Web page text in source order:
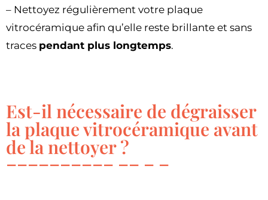
– Nettoyez régulièrement votre plaque
vitrocéramique afin qu’elle reste brillante et sans
traces pendant plus longtemps.
Est-il nécessaire de dégraisser
la plaque vitrocéramique avant
de la nettoyer ?